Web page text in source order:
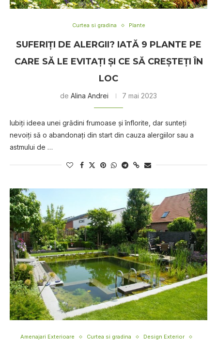
Curtea si gradina Plante
SUFERIŢI DE ALERGII? IATĂ 9 PLANTE PE
CARE SĂ LE EVITAŢI ŞI CE SĂ CREŞTEŢI ÎN
LOC
de Alina Andrei 7 mai 2023
Iubiţi ideea unei grădini frumoase şi înflorite, dar sunteţi
nevoiţi să o abandonaţi din start din cauza alergiilor sau a
astmului de …
Amenajari Exterioare Curtea si gradina
Design Exterior